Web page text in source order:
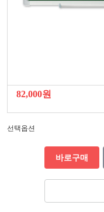
82,000원
선택옵션
바로구매